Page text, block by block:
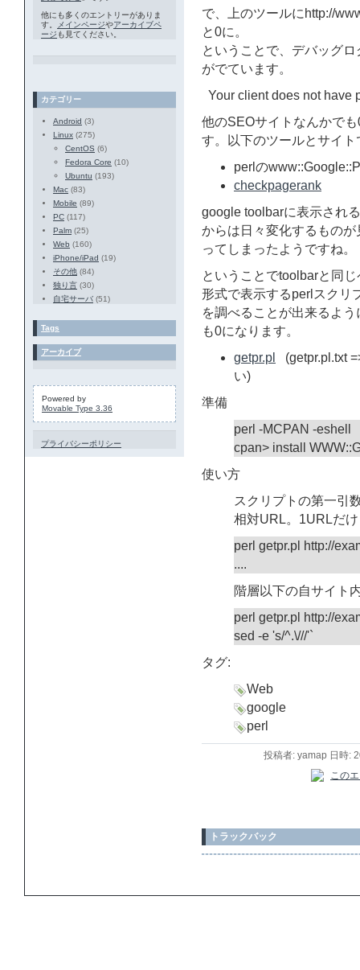
で、上のツールにhttp://
と0に。
ということで、デバッグ
がでています。
Your client does not have
他のSEOサイトなんかで
す。以下のツールとサイ
perlの
checkpagerank
google toolbarに表示され
からは日々変化するもの
ってしまったようですね。
ということでtoolbarと同
形式で表示するperlスクリ
を調べることが出来るよ
も0になります。
getpr.pl
(getpr.pl.txt
い)
準備
perl -MCPAN -eshell
cpan> install
使い方
スクリプトの第一引
相対URL。1URLだ
perl getpr.pl http://
....
階層以下の自サイト
perl getpr.pl http://
sed -e 's/^.\///'`
タグ:
Web
google
perl
投稿者: yamap 日時:
トラックバック
他にも多くのエントリーがありま
す。
メインページやアーカイブペ
ージ も見てください。
カテゴリー
Android (3)
Linux (275)
CentOS (6)
Fedora Core (10)
Ubuntu (193)
Mac (83)
Mobile (89)
PC (117)
Palm (25)
Web (160)
iPhone/iPad (19)
その他 (84)
独り言 (30)
自宅サーバ (51)
Tags
アーカイブ
Powered by
Movable Type 3.36
プライバシーポリシー